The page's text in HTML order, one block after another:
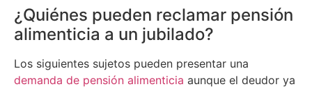
¿Quiénes pueden reclamar pensión
alimenticia a un jubilado?
Los siguientes sujetos pueden presentar una
demanda de pensión alimenticia aunque el deudor ya